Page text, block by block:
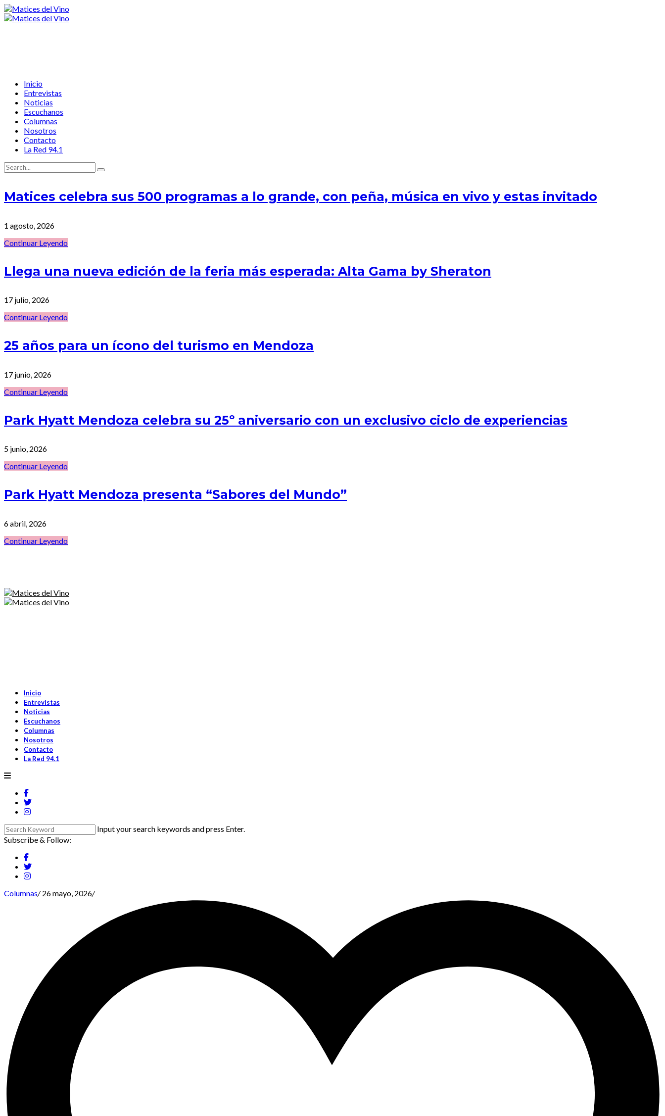
Inicio
Entrevistas
Noticias
Escuchanos
Columnas
Nosotros
Contacto
La Red 94.1
Matices celebra sus 500 programas a lo grande, con peña, música en vivo y estas invitado
1 agosto, 2026
Continuar Leyendo
Llega una nueva edición de la feria más esperada: Alta Gama by Sheraton
17 julio, 2026
Continuar Leyendo
25 años para un ícono del turismo en Mendoza
17 junio, 2026
Continuar Leyendo
Park Hyatt Mendoza celebra su 25º aniversario con un exclusivo ciclo de experiencias
5 junio, 2026
Continuar Leyendo
Park Hyatt Mendoza presenta “Sabores del Mundo”
6 abril, 2026
Continuar Leyendo
Inicio
Entrevistas
Noticias
Escuchanos
Columnas
Nosotros
Contacto
La Red 94.1
Input your search keywords and press Enter.
Subscribe & Follow:
Columnas/26 mayo, 2026/